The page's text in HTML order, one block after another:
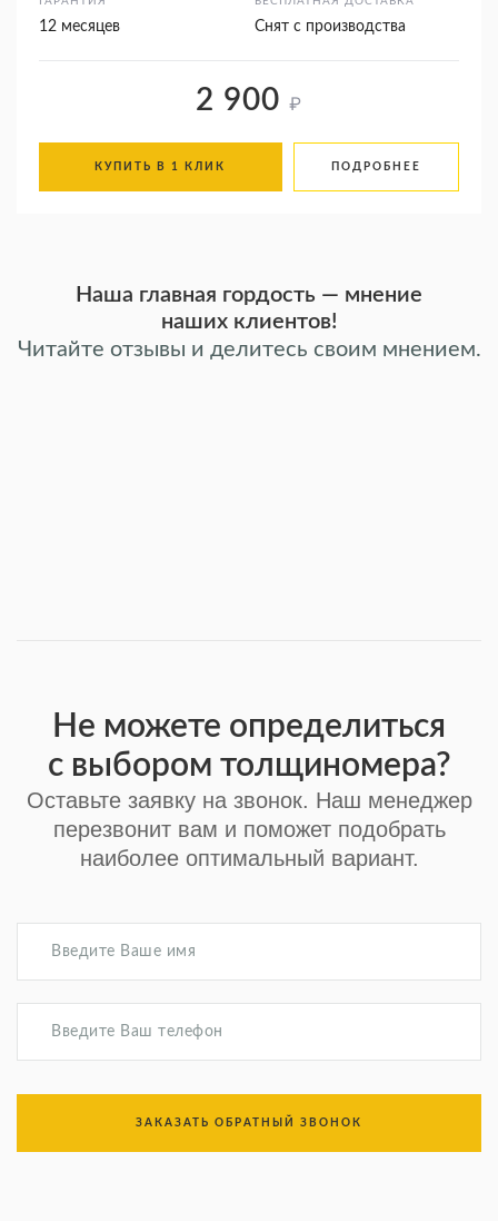
12 месяцев Снят с производства
2 900 ₽
КУПИТЬ В 1 КЛИК ПОДРОБНЕЕ
Наша главная гордость — мнение
наших клиентов!
Читайте отзывы и делитесь своим мнением.
Не можете определиться
с выбором толщиномера?
Оставьте заявку на звонок. Наш менеджер
перезвонит вам и поможет подобрать
наиболее оптимальный вариант.
ЗАКАЗАТЬ ОБРАТНЫЙ ЗВОНОК